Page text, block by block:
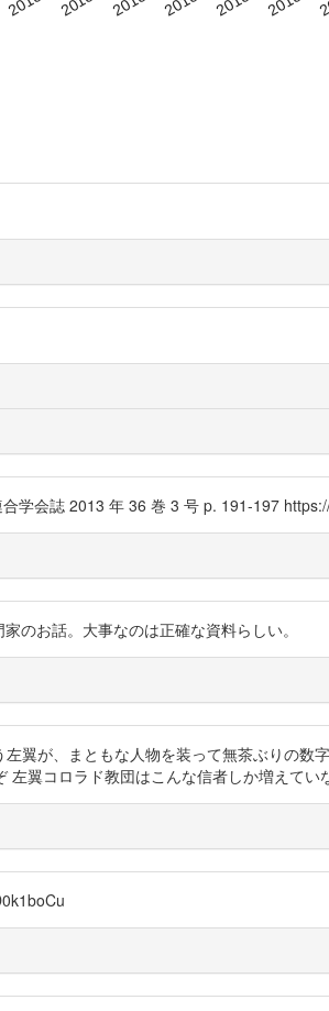
学会誌 2013 年 36 巻 3 号 p. 191-197
のお話。大事なのは正確な資料らしい。
が、まともな人物を装って無茶ぶりの数
左翼コロラド教団はこんな信者しか増えてい